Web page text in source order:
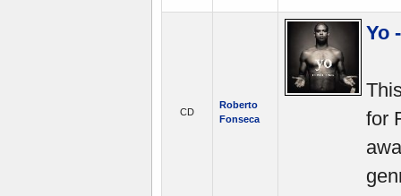
CD
Roberto
Fonseca
Yo
for